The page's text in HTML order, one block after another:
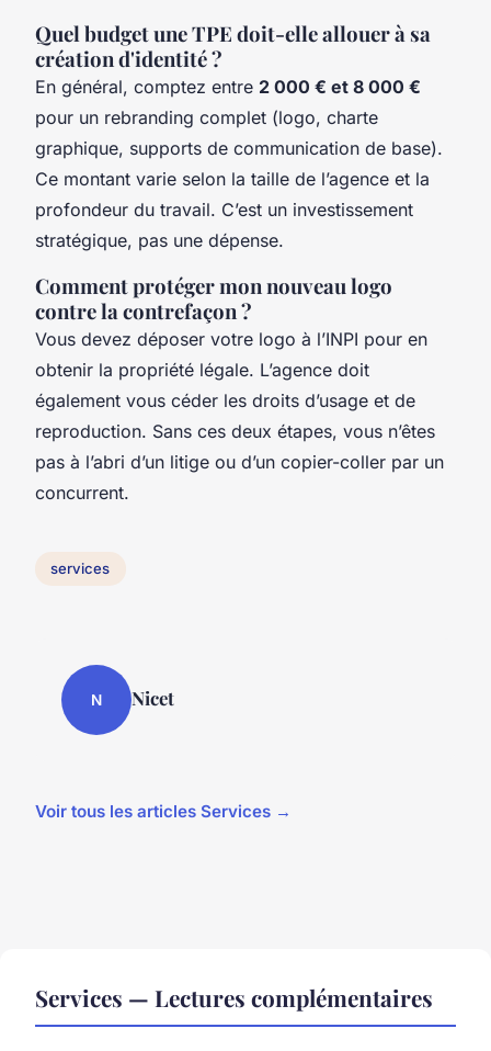
Quel budget une TPE doit-elle allouer à sa
création d'identité ?
En général, comptez entre 2 000 € et 8 000 €
pour un rebranding complet (logo, charte
graphique, supports de communication de base).
Ce montant varie selon la taille de l’agence et la
profondeur du travail. C’est un investissement
stratégique, pas une dépense.
Comment protéger mon nouveau logo
contre la contrefaçon ?
Vous devez déposer votre logo à l’INPI pour en
obtenir la propriété légale. L’agence doit
également vous céder les droits d’usage et de
reproduction. Sans ces deux étapes, vous n’êtes
pas à l’abri d’un litige ou d’un copier-coller par un
concurrent.
services
N Nicet
Voir tous les articles Services →
Services — Lectures complémentaires